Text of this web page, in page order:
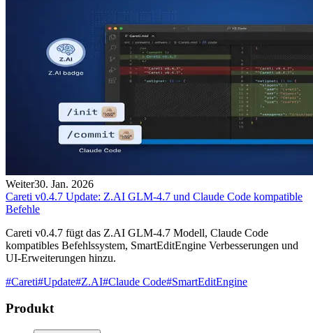
Weiter30. Jan. 2026
Careti v0.4.7 Update: Z.AI GLM-4.7 und Claude Code kompatible
Befehle
Careti v0.4.7 fügt das Z.AI GLM-4.7 Modell, Claude Code
kompatibles Befehlssystem, SmartEditEngine Verbesserungen und
UI-Erweiterungen hinzu.
#Careti#Update#Z.AI#Claude Code#SmartEditEngine
Produkt